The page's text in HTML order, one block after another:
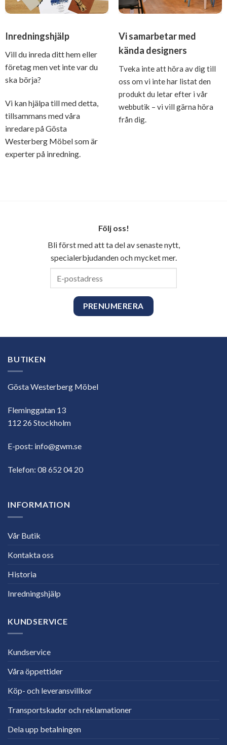
Inredningshjälp
Vill du inreda ditt hem eller
företag men vet inte var du
ska börja?
Vi kan hjälpa till med detta,
tillsammans med våra
inredare på Gösta
Westerberg Möbel som är
experter på inredning.
Vi samarbetar med
kända designers
Tveka inte att höra av dig till
oss om vi inte har listat den
produkt du letar efter i vår
webbutik – vi vill gärna höra
från dig.
Följ oss!
Bli först med att ta del av senaste nytt,
specialerbjudanden och mycket mer.
BUTIKEN
Gösta Westerberg Möbel
Fleminggatan 13
112 26 Stockholm
E-post: info@gwm.se
Telefon: 08 652 04 20
INFORMATION
Vår Butik
Kontakta oss
Historia
Inredningshjälp
KUNDSERVICE
Kundservice
Våra öppettider
Köp- och leveransvillkor
Transportskador och reklamationer
Dela upp betalningen